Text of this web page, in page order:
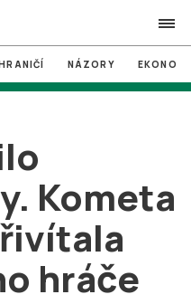
search
NÁZORY
Kometa
hráče